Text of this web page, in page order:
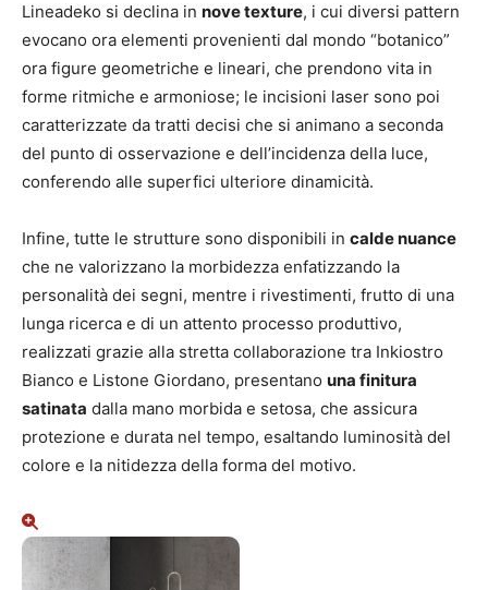
Lineadeko si declina in nove texture, i cui diversi pattern
evocano ora elementi provenienti dal mondo “botanico”
ora figure geometriche e lineari, che prendono vita in
forme ritmiche e armoniose; le incisioni laser sono poi
caratterizzate da tratti decisi che si animano a seconda
del punto di osservazione e dell’incidenza della luce,
conferendo alle superfici ulteriore dinamicità.
Infine, tutte le strutture sono disponibili in calde nuance
che ne valorizzano la morbidezza enfatizzando la
personalità dei segni, mentre i rivestimenti, frutto di una
lunga ricerca e di un attento processo produttivo,
realizzati grazie alla stretta collaborazione tra Inkiostro
Bianco e Listone Giordano, presentano una finitura
satinata dalla mano morbida e setosa, che assicura
protezione e durata nel tempo, esaltando luminosità del
colore e la nitidezza della forma del motivo.